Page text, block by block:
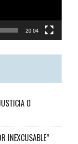
20:04
O
INEXCUSABLE”